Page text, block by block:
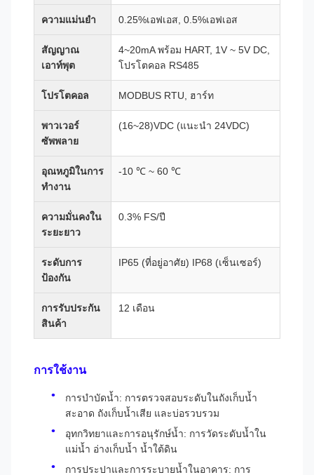
ความแม่นยำ 0.25%เอฟเอส, 0.5%เอฟเอส
สัญญาณ
เอาท์พุต
4~20mA พร้อม HART, 1V ~ 5V DC,
โปรโตคอล RS485
โปรโตคอล MODBUS RTU, ฮาร์ท
พาวเวอร์
ซัพพลาย
(16~28)VDC (แนะนำ 24VDC)
อุณหภูมิในการ
ทำงาน
-10 ℃ ~ 60 ℃
ความมั่นคงใน
ระยะยาว
0.3% FS/ปี
ระดับการ
ป้องกัน
IP65 (ที่อยู่อาศัย) IP68 (เซ็นเซอร์)
การรับประกัน
สินค้า
12 เดือน
การใช้งาน
การบำบัดน้ำ: การตรวจสอบระดับในถังเก็บน้ำ
สะอาด ถังเก็บน้ำเสีย และบ่อรวบรวม
อุทกวิทยาและการอนุรักษ์น้ำ: การวัดระดับน้ำใน
แม่น้ำ อ่างเก็บน้ำ น้ำใต้ดิน
การประปาและการระบายน้ำในอาคาร: การ